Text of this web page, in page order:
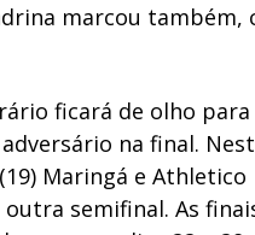
marcou também,
ficará de olho
na final.
Maringá e Athletico
semifinal. As